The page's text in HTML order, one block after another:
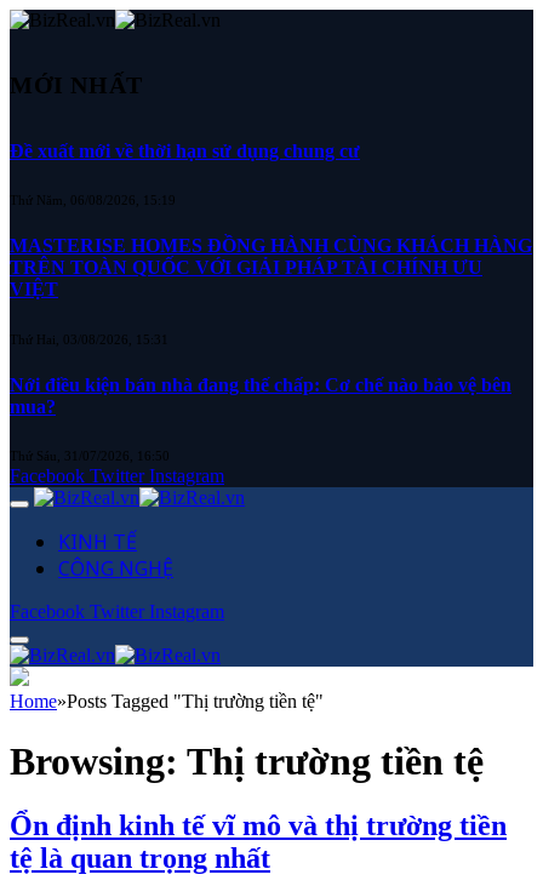
MỚI NHẤT
Đề xuất mới về thời hạn sử dụng chung cư
Thứ Năm, 06/08/2026, 15:19
MASTERISE HOMES ĐỒNG HÀNH CÙNG KHÁCH HÀNG
TRÊN TOÀN QUỐC VỚI GIẢI PHÁP TÀI CHÍNH ƯU
VIỆT
Thứ Hai, 03/08/2026, 15:31
Nới điều kiện bán nhà đang thế chấp: Cơ chế nào bảo vệ bên
mua?
Thứ Sáu, 31/07/2026, 16:50
Facebook Twitter Instagram
KINH TẾ
CÔNG NGHỆ
Facebook Twitter Instagram
Home»Posts Tagged "Thị trường tiền tệ"
Browsing: Thị trường tiền tệ
Ổn định kinh tế vĩ mô và thị trường tiền
tệ là quan trọng nhất